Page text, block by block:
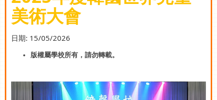
美術大會
日期: 15/05/2026
版權屬學校所有，請勿轉載。